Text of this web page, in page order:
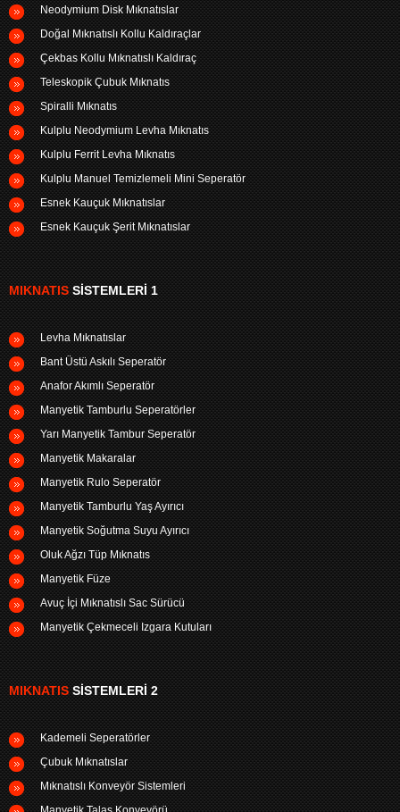
Neodymium Disk Mıknatıslar
Doğal Mıknatıslı Kollu Kaldıraçlar
Çekbas Kollu Mıknatıslı Kaldıraç
Teleskopik Çubuk Mıknatıs
Spiralli Mıknatıs
Kulplu Neodymium Levha Mıknatıs
Kulplu Ferrit Levha Mıknatıs
Kulplu Manuel Temizlemeli Mini Seperatör
Esnek Kauçuk Mıknatıslar
Esnek Kauçuk Şerit Mıknatıslar
MIKNATISSISTEMLERI 1
Levha Mıknatıslar
Bant Üstü Askılı Seperatör
Anafor Akımlı Seperatör
Manyetik Tamburlu Seperatörler
Yarı Manyetik Tambur Seperatör
Manyetik Makaralar
Manyetik Rulo Seperatör
Manyetik Tamburlu Yaş Ayırıcı
Manyetik Soğutma Suyu Ayırıcı
Oluk Ağzı Tüp Mıknatıs
Manyetik Füze
Avuç İçi Mıknatıslı Sac Sürücü
Manyetik Çekmeceli Izgara Kutuları
MIKNATISSISTEMLERI 2
Kademeli Seperatörler
Çubuk Mıknatıslar
Mıknatıslı Konveyör Sistemleri